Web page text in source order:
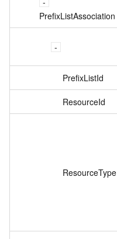
PrefixListAssociation
PrefixListId
ResourceId
ResourceType